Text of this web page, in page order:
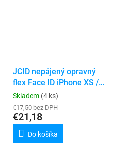
JCID nepájený opravný
flex Face ID iPhone XS /
XS Max / XR
Skladem (4 ks)
€17,50 bez DPH
€21,18
Do košíka